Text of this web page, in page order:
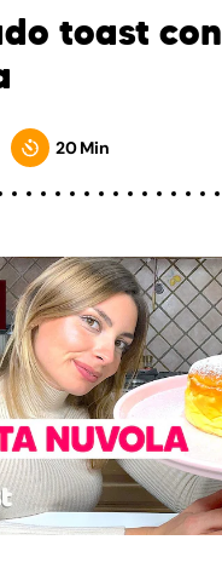
toast
20 Min